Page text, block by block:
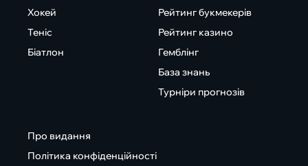
Хокей
Теніс
Біатлон
Рейтинг букмекерів
Рейтинг казино
Гемблінг
База знань
Турніри прогнозів
Про видання
Політика конфіденційності